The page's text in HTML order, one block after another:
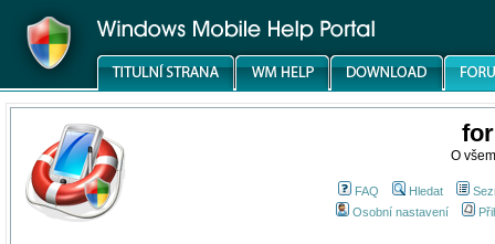
O
FAQ Hledat
Osobní nastavení